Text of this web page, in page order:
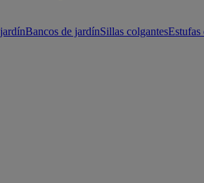
Bancos de jardínSillas colgantesEstufas